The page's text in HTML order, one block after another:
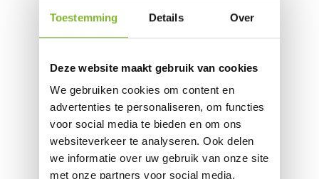
Toestemming Details Over
Deze website maakt gebruik van cookies
We gebruiken cookies om content en
advertenties te personaliseren, om functies
voor social media te bieden en om ons
websiteverkeer te analyseren. Ook delen
we informatie over uw gebruik van onze site
met onze partners voor social media,